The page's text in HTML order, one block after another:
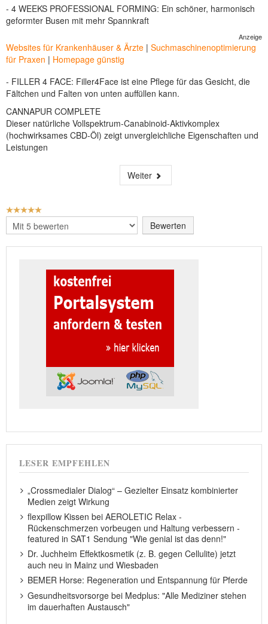
- 4 WEEKS PROFESSIONAL FORMING: Ein schöner, harmonisch
geformter Busen mit mehr Spannkraft
Anzeige
Websites für Krankenhäuser & Ärzte | Suchmaschinenoptimierung
für Praxen | Homepage günstig
- FILLER 4 FACE: Filler4Face ist eine Pflege für das Gesicht, die
Fältchen und Falten von unten auffüllen kann.
CANNAPUR COMPLETE
Dieser natürliche Vollspektrum-Canabinoid-Aktivkomplex
(hochwirksames CBD-Öl) zeigt unvergleichliche Eigenschaften und
Leistungen
Weiter
BEWERTUNG:
Bitte
bewerten
LESER EMPFEHLEN
„Crossmedialer Dialog“ – Gezielter Einsatz kombinierter
Medien zeigt Wirkung
flexpillow Kissen bei AEROLETIC Relax -
Rückenschmerzen vorbeugen und Haltung verbessern -
featured in SAT1 Sendung "Wie genial ist das denn!"
Dr. Juchheim Effektkosmetik (z. B. gegen Cellulite) jetzt
auch neu in Mainz und Wiesbaden
BEMER Horse: Regeneration und Entspannung für Pferde
Gesundheitsvorsorge bei Medplus: "Alle Mediziner stehen
im dauerhaften Austausch"